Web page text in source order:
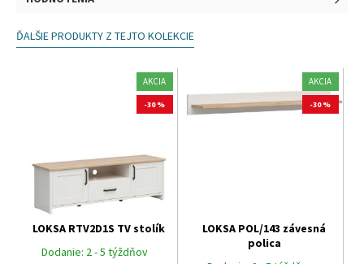
ĎALŠIE PRODUKTY Z TEJTO KOLEKCIE
AKCIA
-30 %
Dodanie: 2 - 5 týždňov
LOKSA RTV2D1S TV stolík
AKCIA
-30 %
LOKSA POL/143 závesná
polica